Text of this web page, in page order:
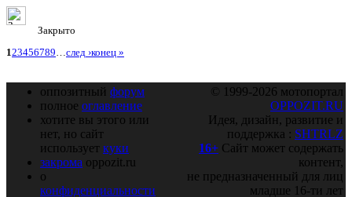
Закрыто
123456789…след ›конец »
оппозитный форум
полное оглавление
хотите вы этого или
нет, но сайт
использует куки
закрома oppozit.ru
о
конфиденциальности
© 1999-2026 мотопортал
OPPOZIT.RU
Идея, дизайн, развитие и
поддержка : SHTRLZ
16+ Сайт может содержать
контент,
не предназначенный для лиц
младше 16-ти лет